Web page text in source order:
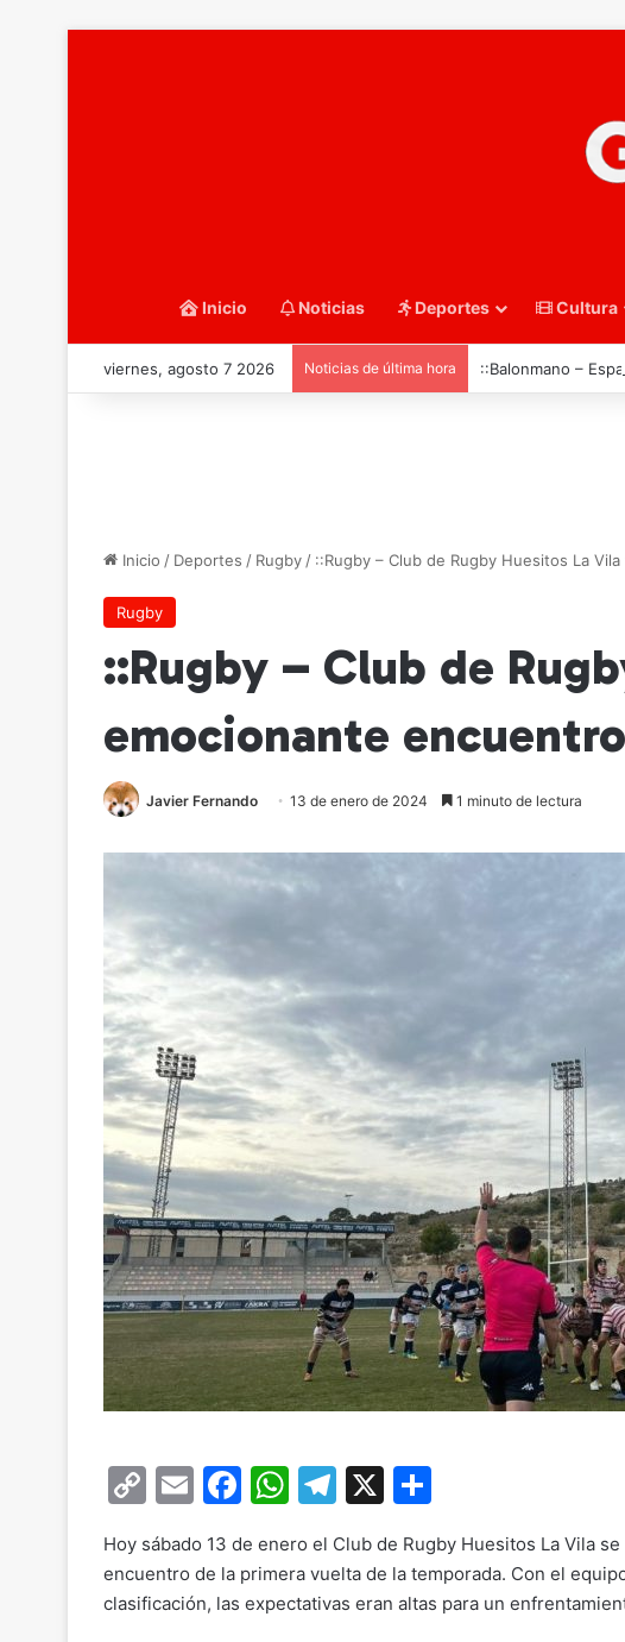
Inicio Noticias Deportes Cultura
viernes, agosto 7 2026 Noticias de última hora ::Balonmano –
Inicio / Deportes / Rugby / ::Rugby – Club de Rugby Huesitos La
Rugby
::Rugby – Club de
emocionante
Javier Fernando 13 de enero de 2024 1 minuto de lectura
C
p
y
E
ai
l
F
c
e
W
at
s
T
e
gr
X
m
p
Hoy sábado 13 de enero el Club de Rugby Huesitos La Vila
encuentro de la primera vuelta de la temporada. Con el
clasificación, las expectativas eran altas para un